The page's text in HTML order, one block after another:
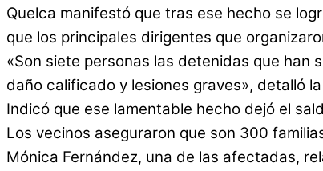
Quelca manifestó que tras ese hecho se
que los principales dirigentes que
«Son siete personas las detenidas que
daño calificado y lesiones graves», detalló
Indicó que ese lamentable hecho dejó el
Los vecinos aseguraron que son 300
Mónica Fernández, una de las afectadas,